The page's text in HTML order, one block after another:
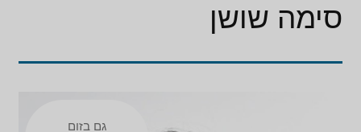
סימה שושן
גם בזום